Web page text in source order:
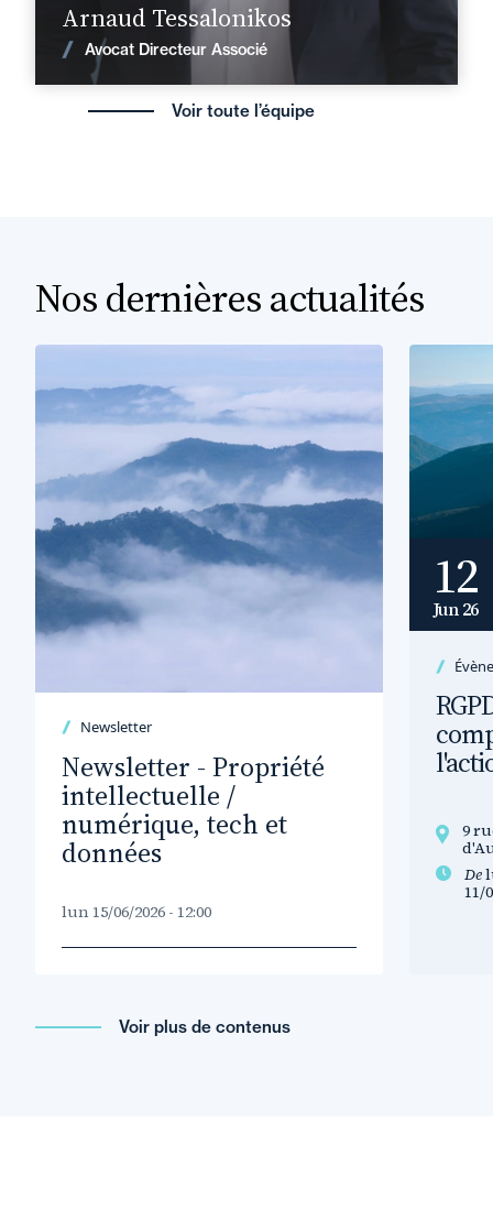
Arnaud Tessalonikos
Avocat Directeur AssociéVoir les actualités
Voir toute l’équipe
Nos dernières actualités
Newsletter
Newsletter - Propriété
intellectuelle /
numérique, tech et
données
lun 15/06/2026 - 12:00
12
Jun 26
9
De
11/
Voir plus de contenus